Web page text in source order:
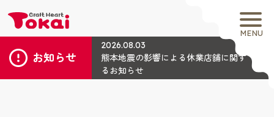
MENU
お知らせ
2026.08.03
熊本地震の影響による休業店舗に関す
るお知らせ